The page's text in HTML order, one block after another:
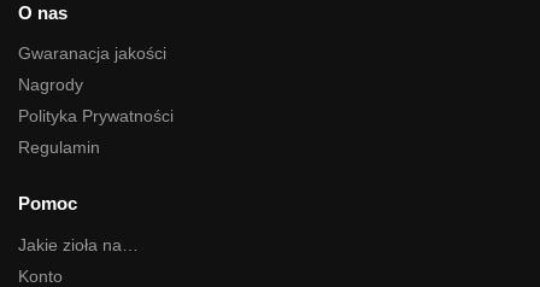
O nas
Gwaranacja jakości
Nagrody
Polityka Prywatności
Regulamin
Pomoc
Jakie zioła na…
Konto